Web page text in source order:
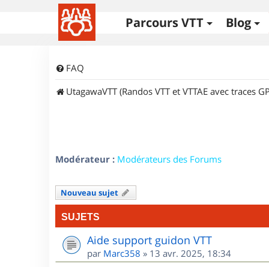
Parcours VTT Blog
FAQ
UtagawaVTT (Randos VTT et VTTAE avec traces
Modérateur : Modérateurs des Forums
Nouveau sujet
SUJETS
Aide support guidon VTT
par Marc358 » 13 avr. 2025, 18:34